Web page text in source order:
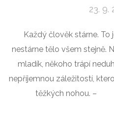
23. 9.
Každý člověk stárne. To
nestárne tělo všem stejně.
mladík, někoho trápí
nepříjemnou záležitostí,
těžkých nohou. –